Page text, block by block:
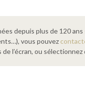
depuis plus de 120
vous pouvez
l’écran, ou